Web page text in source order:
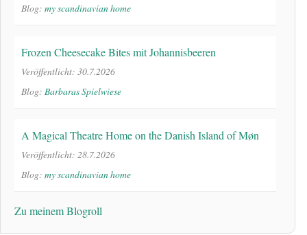
Blog: my scandinavian home
Frozen Cheesecake Bites mit Johannisbeeren
Veröffentlicht: 30.7.2026
Blog: Barbaras Spielwiese
A Magical Theatre Home on the Danish Island of Møn
Veröffentlicht: 28.7.2026
Blog: my scandinavian home
Zu meinem Blogroll